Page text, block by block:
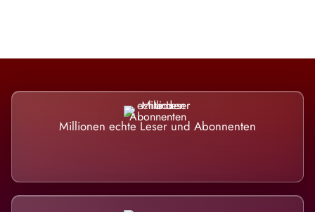
Millionen echte Leser und Abonnenten